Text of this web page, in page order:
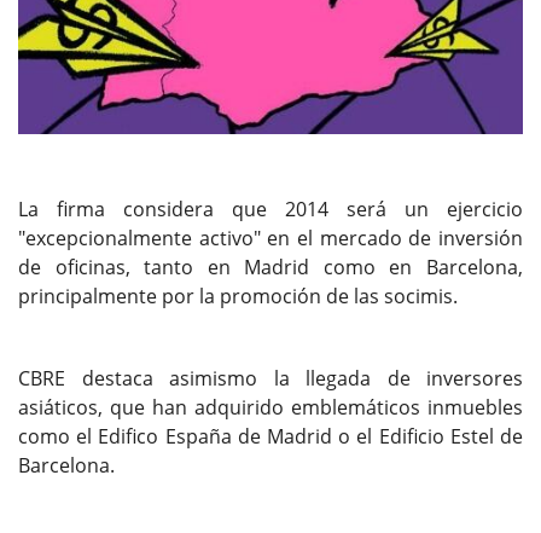
La firma considera que 2014 será un ejercicio
"excepcionalmente activo" en el mercado de inversión
de oficinas, tanto en Madrid como en Barcelona,
principalmente por la promoción de las socimis.
CBRE destaca asimismo la llegada de inversores
asiáticos, que han adquirido emblemáticos inmuebles
como el Edifico España de Madrid o el Edificio Estel de
Barcelona.